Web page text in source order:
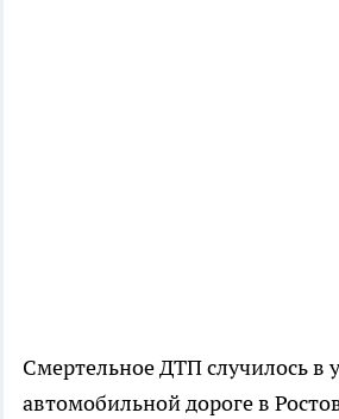
Смертельное ДТП случилось в
автомобильной дороге в